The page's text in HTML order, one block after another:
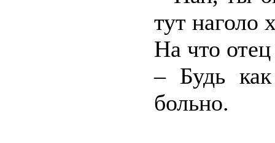
тут наголо
На что
– Будь
больно.